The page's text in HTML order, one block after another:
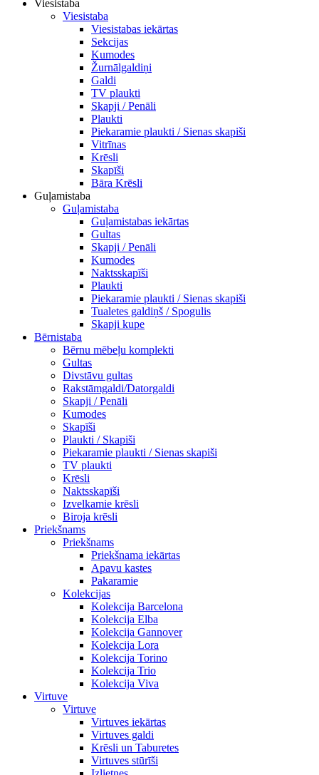
Viesistaba
Viesistaba
Viesistabas iekārtas
Sekcijas
Kumodes
Žurnālgaldiņi
Galdi
TV plaukti
Skapji / Penāli
Plaukti
Piekaramie plaukti / Sienas skapiši
Vitrīnas
Krēsli
Skapīši
Bāra Krēsli
Guļamistaba
Guļamistaba
Guļamistabas iekārtas
Gultas
Skapji / Penāli
Kumodes
Naktsskapīši
Plaukti
Piekaramie plaukti / Sienas skapiši
Tualetes galdiņš / Spogulis
Skapji kupe
Bērnistaba
Bērnu mēbeļu komplekti
Gultas
Divstāvu gultas
Rakstāmgaldi/Datorgaldi
Skapji / Penāli
Kumodes
Skapīši
Plaukti / Skapiši
Piekaramie plaukti / Sienas skapiši
TV plaukti
Krēsli
Naktsskapīši
Izvelkamie krēsli
Biroja krēsli
Priekšnams
Priekšnams
Priekšnama iekārtas
Apavu kastes
Pakaramie
Kolekcijas
Kolekcija Barcelona
Kolekcija Elba
Kolekcija Gannover
Kolekcija Lora
Kolekcija Torino
Kolekcija Trio
Kolekcija Viva
Virtuve
Virtuve
Virtuves iekārtas
Virtuves galdi
Krēsli un Taburetes
Virtuves stūrīši